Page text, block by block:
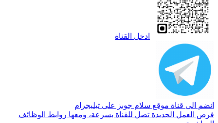
ادخل القناة
انضم الى قناة موقع سلام جوبز على تيليجرام
فرص العمل الجديدة تصل للقناة بسرعة، ومعها روابط الوظائف